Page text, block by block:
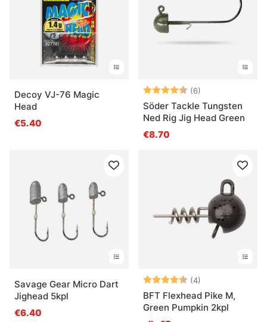
Decoy VJ-76 Magic
Head
€5.40
Arvio: (6)
Söder Tackle Tungsten
Ned Rig Jig Head Green
€8.70
Savage Gear Micro Dart
Jighead 5kpl
€6.40
Arvio: (4)
BFT Flexhead Pike M,
Green Pumpkin 2kpl